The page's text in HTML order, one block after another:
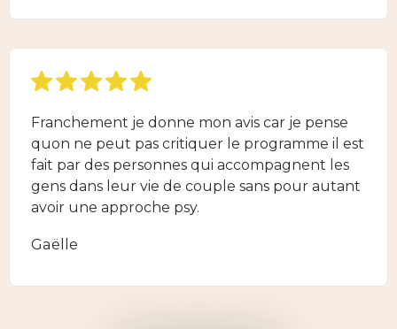
Franchement je donne mon avis car je pense
quon ne peut pas critiquer le programme il est
fait par des personnes qui accompagnent les
gens dans leur vie de couple sans pour autant
avoir une approche psy.
Gaëlle